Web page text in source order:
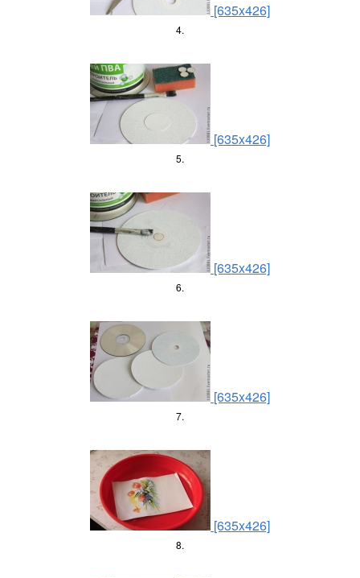
[635x426]
4.
[635x426]
5.
[635x426]
6.
[635x426]
7.
[635x426]
8.